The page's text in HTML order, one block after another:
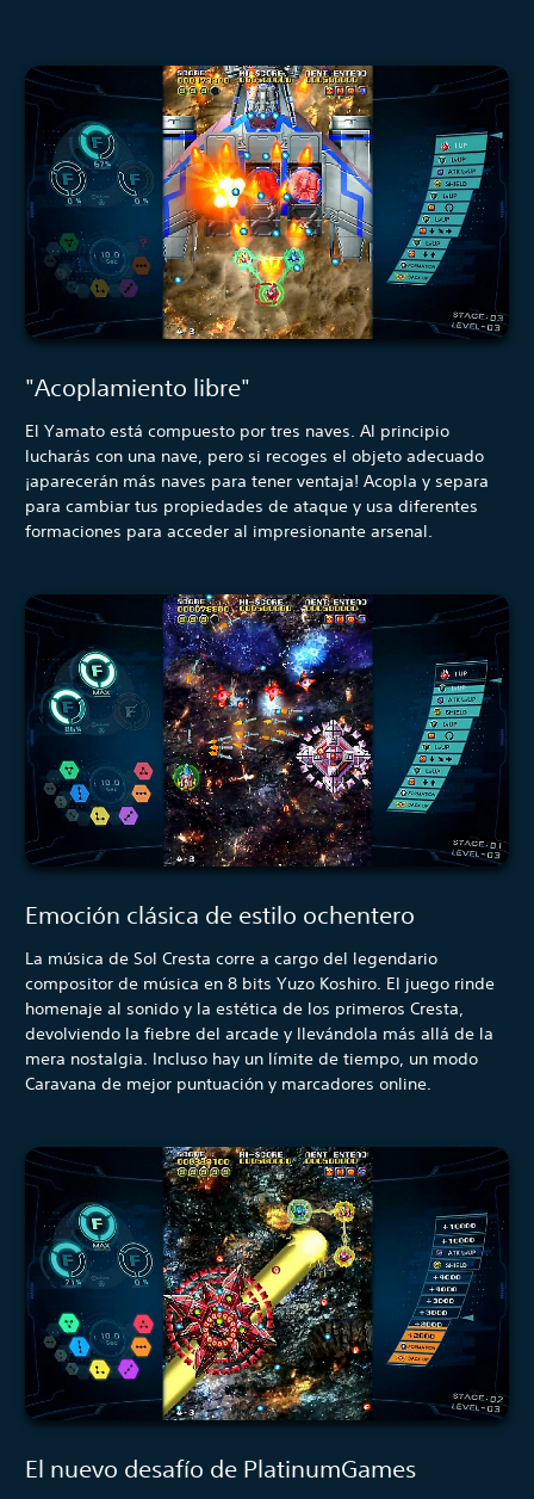
"Acoplamiento libre"
El Yamato está compuesto por tres naves. Al principio
lucharás con una nave, pero si recoges el objeto adecuado
¡aparecerán más naves para tener ventaja! Acopla y separa
para cambiar tus propiedades de ataque y usa diferentes
formaciones para acceder al impresionante arsenal.
Emoción clásica de estilo ochentero
La música de Sol Cresta corre a cargo del legendario
compositor de música en 8 bits Yuzo Koshiro. El juego rinde
homenaje al sonido y la estética de los primeros Cresta,
devolviendo la fiebre del arcade y llevándola más allá de la
mera nostalgia. Incluso hay un límite de tiempo, un modo
Caravana de mejor puntuación y marcadores online.
El nuevo desafío de PlatinumGames